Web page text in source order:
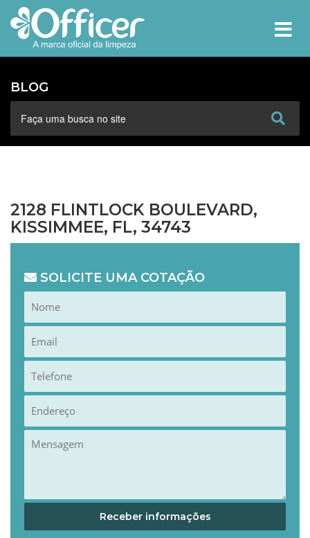
BLOG
2128 FLINTLOCK BOULEVARD,
KISSIMMEE, FL, 34743
SOLICITE UMA COTAÇÃO